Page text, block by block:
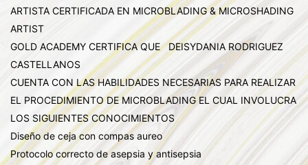
ARTISTA CERTIFICADA EN MICROBLADING & MICROSHADING
ARTIST
GOLD ACADEMY CERTIFICA QUE DEISYDANIA RODRIGUEZ
CASTELLANOS
CUENTA CON LAS HABILIDADES NECESARIAS PARA REALIZAR
EL PROCEDIMIENTO DE MICROBLADING EL CUAL INVOLUCRA
LOS SIGUIENTES CONOCIMIENTOS
Diseño de ceja con compas aureo
Protocolo correcto de asepsia y antisepsia